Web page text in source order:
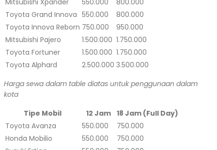
Toyota Grand Innova 550.000
800.000
Toyota Innova Reborn 750.000
950.000
Mitsubishi Pajero
1.500.000 1.750.000
Toyota Fortuner
1.500.000 1.750.000
Toyota Alphard
2.500.000 3.500.000
Harga sewa dalam table diatas untuk penggunaan dalam
kota
Tipe Mobil
12 Jam
18 Jam (Full Day)
Toyota Avanza
550.000
750.000
Honda Mobilio
550.000
750.000